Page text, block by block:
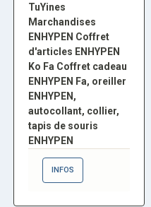
TuYines
Marchandises
ENHYPEN Coffret
d'articles ENHYPEN
Ko Fa Coffret cadeau
ENHYPEN Fa, oreiller
ENHYPEN,
autocollant, collier,
tapis de souris
ENHYPEN
INFOS